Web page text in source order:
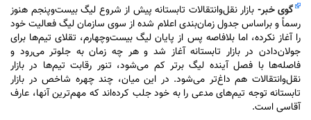
گوی خبر- بازار نقل‌وانتقالات تابستانه پیش از شروع لیگ بیست‌وپنجم هنوز
رسماً و براساس جدول زمان‌بندی اعلام شده از سوی سازمان لیگ فعالیت خود
را آغاز نکرده، اما بلافاصه پس از پایان لیگ بیست‌وچهارم، تقلای تیم‌ها برای
جولان‌دادن در بازار تابستانه آغاز شد و هر چه زمان به جلوتر می‌رود و
فاصله‌ها با فصل آینده لیگ برتر کم می‌شود، تنور رقابت تیم‌ها در بازار
نقل‌وانتقالات هم داغ‌تر می‌شود. در این میان، چند چهره شاخص در بازار
تابستانه توجه تیم‌های مدعی را به خود جلب کرده‌اند که مهم‌ترین آنها، عارف
آقاسی است.